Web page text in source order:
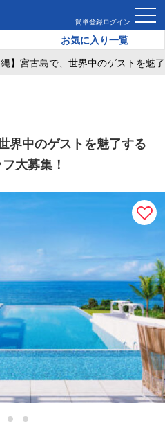
簡単登録ログイン
お気に入り一覧
】宮古島で、世界中のゲストを魅
界中のゲストを魅了する
大募集！